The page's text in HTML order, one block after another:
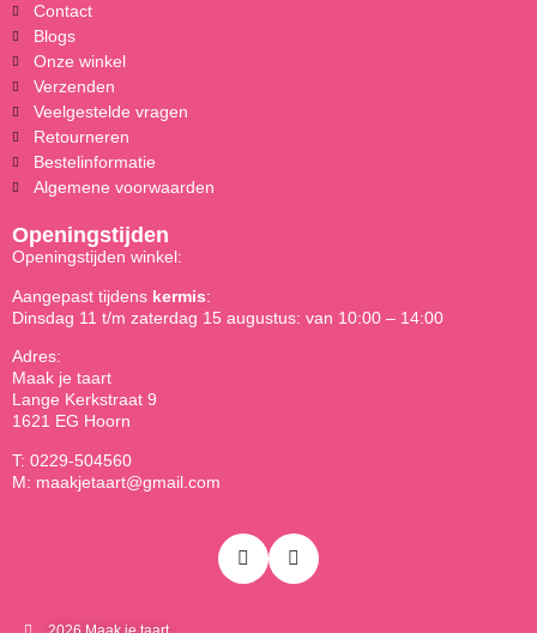
Contact
Blogs
Onze winkel
Verzenden
Veelgestelde vragen
Retourneren
Bestelinformatie
Algemene voorwaarden
Openingstijden
Openingstijden winkel:
Aangepast tijdens kermis:
Dinsdag 11 t/m zaterdag 15 augustus: van 10:00 – 14:00
Adres:
Maak je taart
Lange Kerkstraat 9
1621 EG Hoorn
T: 0229-504560
M: maakjetaart@gmail.com